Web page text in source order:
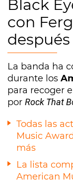
Black
con
La banda ha
durante los
para recoger
por Rock That
Todas las
Music
más
La lista
American